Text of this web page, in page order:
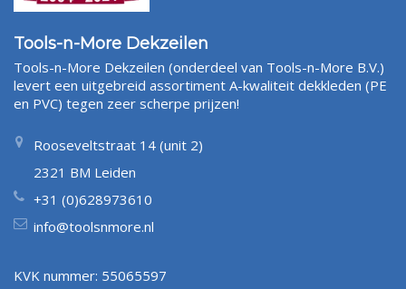
Tools-n-More Dekzeilen
Tools-n-More Dekzeilen (onderdeel van Tools-n-More B.V.)
levert een uitgebreid assortiment A-kwaliteit dekkleden (PE
en PVC) tegen zeer scherpe prijzen!
Rooseveltstraat 14 (unit 2)
2321 BM Leiden
+31 (0)628973610
info@toolsnmore.nl
KVK nummer: 55065597